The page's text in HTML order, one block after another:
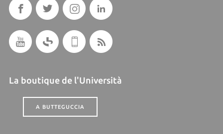
La boutique de l'Università
A BUTTEGUCCIA